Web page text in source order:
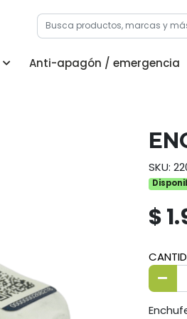
Anti-apagón / emergencia
SKU:
$